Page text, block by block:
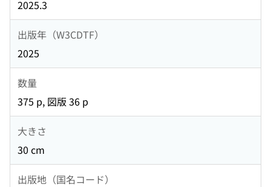
2025.3
出版年（W3CDTF）
2025
数量
375 p, 図版 36 p
大きさ
30 cm
出版地（国名コード）